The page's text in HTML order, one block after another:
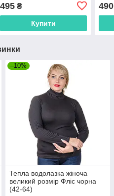
495₴
Купити
490
–10%
Тепла водолазка жіноча
великий розмір Фліс чорна
(42-64)